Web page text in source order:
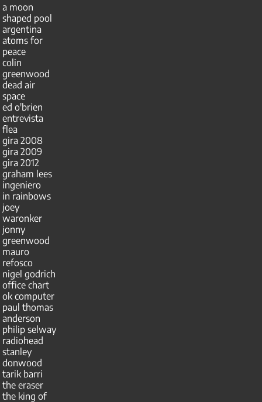
a moon
shaped pool
argentina
atoms for
peace
colin
greenwood
dead air
space
ed o'brien
entrevista
flea
gira 2008
gira 2009
gira 2012
graham lees
ingeniero
in rainbows
joey
waronker
jonny
greenwood
mauro
refosco
nigel godrich
office chart
ok computer
paul thomas
anderson
philip selway
radiohead
stanley
donwood
tarik barri
the eraser
the king of